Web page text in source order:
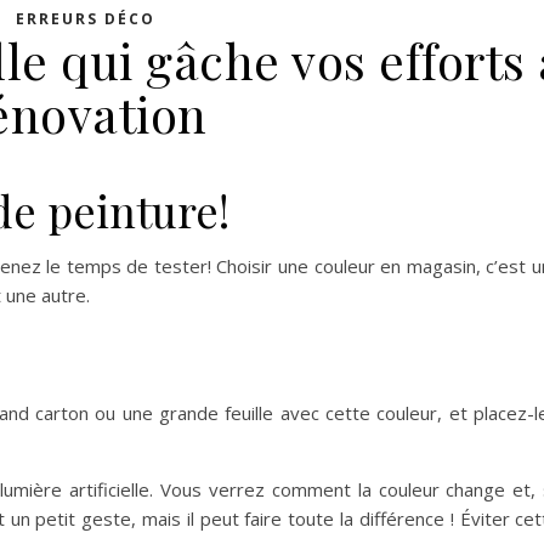
ERREURS DÉCO
qui gâche vos efforts
peinture!
le temps de tester! Choisir une couleur en magasin, c’est
autre.
carton ou une grande feuille avec cette couleur, et placez-
artificielle. Vous verrez comment la couleur change
un petit geste, mais il peut faire toute la différence ! Éviter